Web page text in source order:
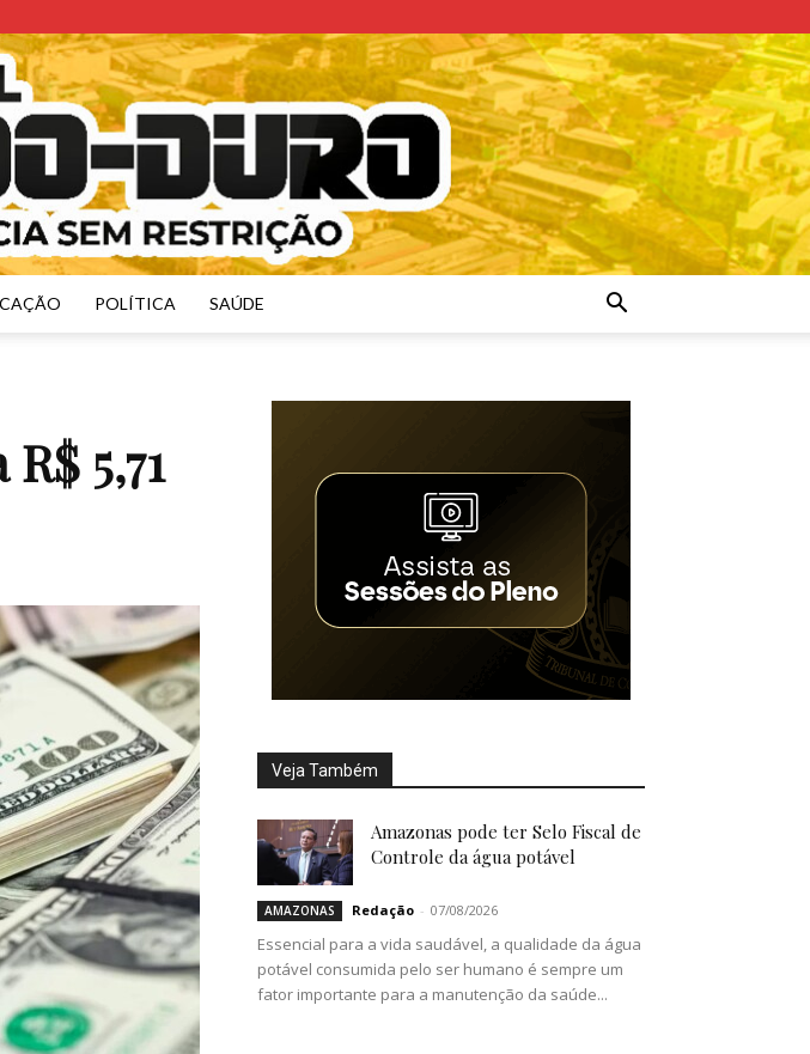
Duro
POLÍTICA SAÚDE
5,71
Veja Também
Amazonas pode ter Selo Fiscal de
Controle da água potável
AMAZONAS Redação - 07/08/2026
Essencial para a vida saudável, a qualidade da água
potável consumida pelo ser humano é sempre um
fator importante para a manutenção da saúde...